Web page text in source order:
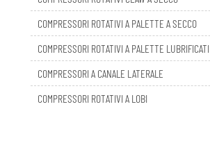
COMPRESSORI ROTATIVI A PALETTE A SECCO
COMPRESSORI ROTATIVI A PALETTE LUBRIFICATI
COMPRESSORI A CANALE LATERALE
COMPRESSORI ROTATIVI A LOBI